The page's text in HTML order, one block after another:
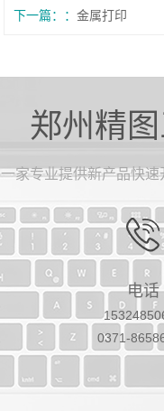
下一篇： 金属打印
郑州精
一家专业提供新产品快
电话
0371-